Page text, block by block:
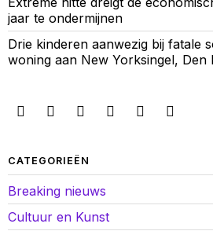
jaar te ondermijnen
Drie kinderen aanwezig bij fatale
woning aan New Yorksingel, Den
CATEGORIEËN
Breaking nieuws
Cultuur en Kunst